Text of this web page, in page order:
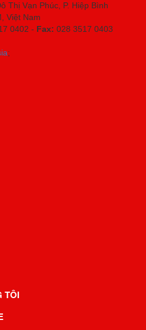
Thị Vạn Phúc, P. Hiệp Bình
, Việt Nam
0402 - Fax: 028 3517 0403
;
TÔI